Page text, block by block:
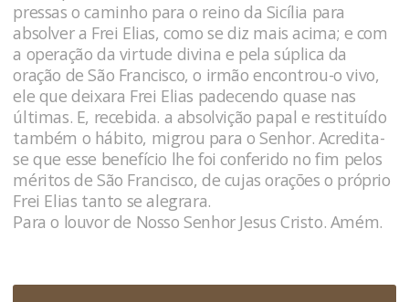
pressas o cami­nho para o reino da Sicília para
absolver a Frei Elias, como se diz mais acima; e com
a operação da virtude divina e pela súplica da
oração de São Francisco, o irmão encontrou-o vivo,
ele que dei­xara Frei Elias padecendo quase nas
últimas. E, recebida. a absol­vição papal e restituído
também o hábito, migrou para o Senhor. Acredita-
se que esse benefício lhe foi conferido no fim pelos
mé­ritos de São Francisco, de cujas orações o próprio
Frei Elias tanto se alegrara.
Para o louvor de Nosso Senhor Jesus Cristo. Amém.